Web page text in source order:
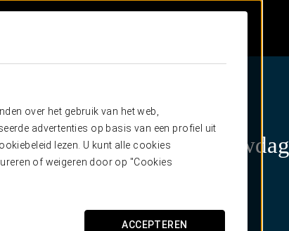
over het gebruik van het web,
advertenties op basis van een profiel uit
lezen. U kunt alle cookies
of weigeren door op "Cookies
ACCEPTEREN
voor u klaar op uw trouwdag
Huwelijksreis kortingen